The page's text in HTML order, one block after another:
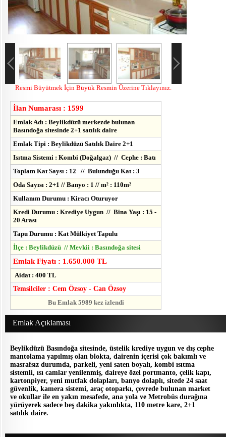
Resmi Büyütmek İçin Büyük Resmin Üzerine Tıklayınız.
İlan Numarası : 1599
Emlak Adı : Beylikdüzü merkezde bulunan
Basındoğa sitesinde 2+1 satılık daire
Emlak Tipi : Beylikdüzü Satılık Daire 2+1
Isıtma Sistemi : Kombi (Doğalgaz) // Cephe : Batı
Toplam Kat Saysı : 12 // Bulunduğu Kat : 3
Oda Sayısı : 2+1 // Banyo : 1 // m² : 110m²
Kullanım Durumu : Kiracı Oturuyor
Kredi Durumu : Krediye Uygun // Bina Yaşı : 15 -
20 Arası
Tapu Durumu : Kat Mülkiyet Tapulu
İlçe : Beylikdüzü // Mevkii : Basındoğa sitesi
Emlak Fiyatı : 1.650.000 TL
Aidat : 400 TL
Temsilciler : Cem Özsoy - Can Özsoy
Bu Emlak 5989 kez izlendi
Emlak Açıklaması
Beylikdüzü Basındoğa sitesinde, üstelik krediye uygun ve dış cephe
mantolama yapılmış olan blokta, dairenin içerisi çok bakımlı ve
masrafsız durumda, parkeli, yeni saten boyalı, kombi ısıtma
sistemli, ısı camlar yenilenmiş, daireye özel portmanto, çelik kapı,
kartonpiyer, yeni mutfak dolapları, banyo dolaplı, sitede 24 saat
güvenlik, kamera sistemi, araç otoparkı, çevrede bulunan market
ve okullar ile en yakın mesafede, ana yola ve Metrobüs durağına
yürüyerek sadece beş dakika yakınlıkta, 110 metre kare, 2+1
satılık daire.